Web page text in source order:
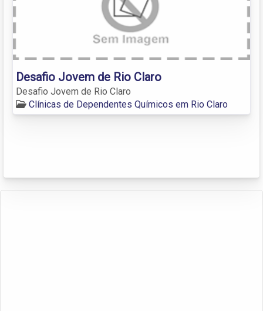
Desafio Jovem de Rio Claro
Desafio Jovem de Rio Claro
Clínicas de Dependentes Químicos em Rio Claro